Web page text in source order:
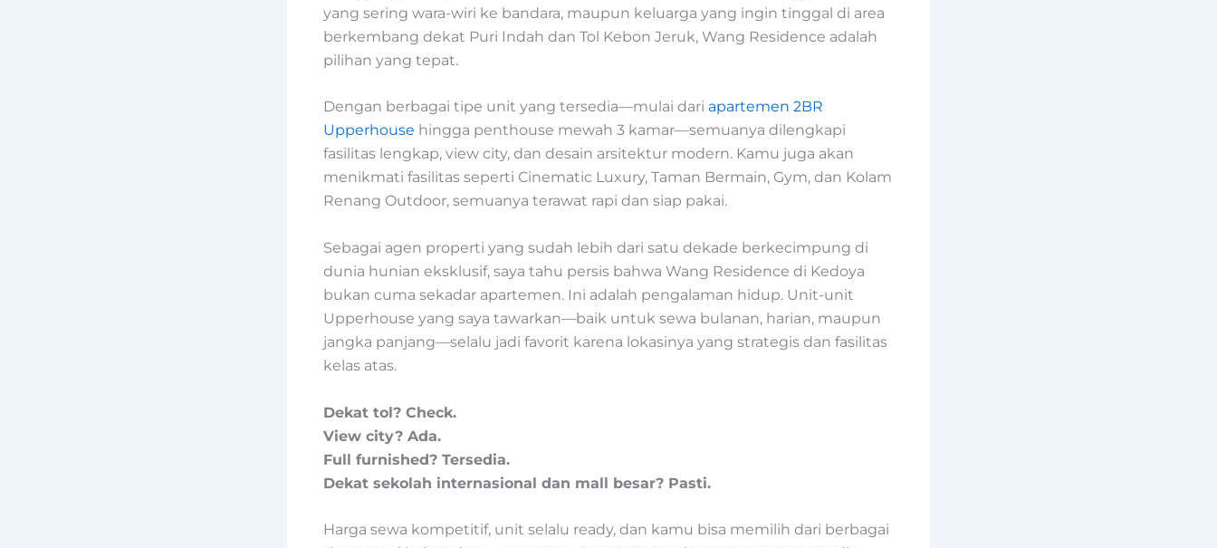
yang sering wara-wiri ke bandara, maupun keluarga yang ingin tinggal di area
berkembang dekat Puri Indah dan Tol Kebon Jeruk, Wang Residence adalah
pilihan yang tepat.
Dengan berbagai tipe unit yang tersedia—mulai dari apartemen 2BR
Upperhouse hingga penthouse mewah 3 kamar—semuanya dilengkapi
fasilitas lengkap, view city, dan desain arsitektur modern. Kamu juga akan
menikmati fasilitas seperti Cinematic Luxury, Taman Bermain, Gym, dan Kolam
Renang Outdoor, semuanya terawat rapi dan siap pakai.
Sebagai agen properti yang sudah lebih dari satu dekade berkecimpung di
dunia hunian eksklusif, saya tahu persis bahwa Wang Residence di Kedoya
bukan cuma sekadar apartemen. Ini adalah pengalaman hidup. Unit-unit
Upperhouse yang saya tawarkan—baik untuk sewa bulanan, harian, maupun
jangka panjang—selalu jadi favorit karena lokasinya yang strategis dan fasilitas
kelas atas.
Dekat tol? Check.
View city? Ada.
Full furnished? Tersedia.
Dekat sekolah internasional dan mall besar? Pasti.
Harga sewa kompetitif, unit selalu ready, dan kamu bisa memilih dari berbagai